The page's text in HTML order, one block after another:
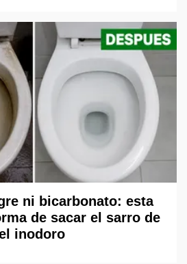
ni bicarbonato: esta
de sacar el sarro de
inodoro